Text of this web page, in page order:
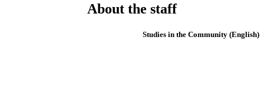
About the staff
(English) Studies in the Community